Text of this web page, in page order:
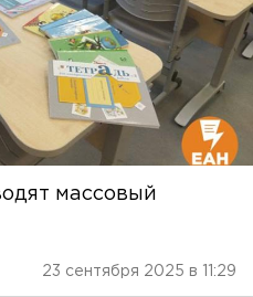
массовый
23 сентября 2025 в 11:29